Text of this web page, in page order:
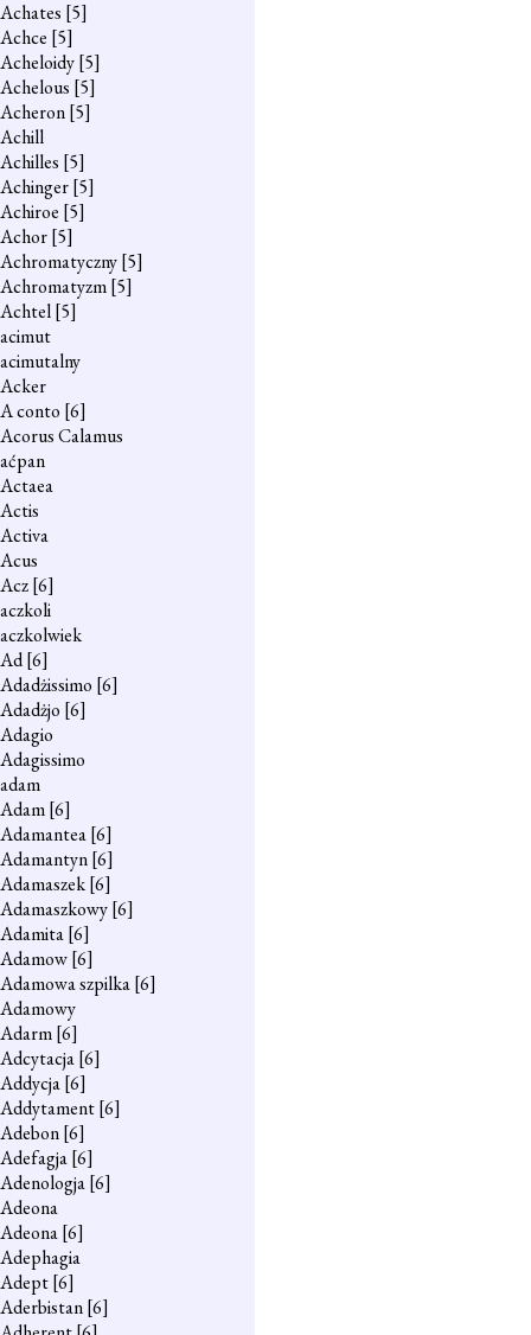
Achates [5]
Achce [5]
Acheloidy[5]
Achelous [5]
Acheron[5]
Achill
Achilles [5]
Achinger[5]
Achiroe [5]
Achor[5]
Achromatyczny[5]
Achromatyzm[5]
Achtel[5]
acimut
acimutalny
Acker
A conto [6]
Acorus Calamus
aćpan
Actaea
Actis
Activa
Acus
Acz[6]
aczkoli
aczkolwiek
Ad[6]
Adadżissimo [6]
Adadżjo [6]
Adagio
Adagissimo
adam
Adam[6]
Adamantea[6]
Adamantyn[6]
Adamaszek[6]
Adamaszkowy[6]
Adamita[6]
Adamow[6]
Adamowa szpilka[6]
Adamowy
Adarm[6]
Adcytacja[6]
Addycja[6]
Addytament[6]
Adebon[6]
Adefagja[6]
Adenologja[6]
Adeona
Adeona[6]
Adephagia
Adept[6]
Aderbistan[6]